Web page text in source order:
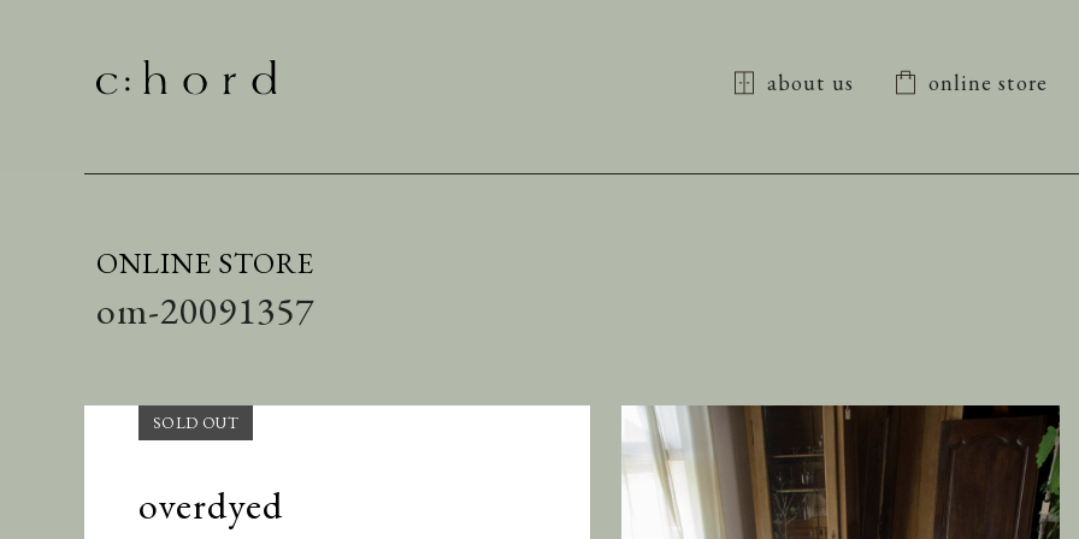
about us online store
ONLINE STORE
om-20091357
overdyed